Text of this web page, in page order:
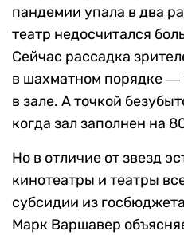
пандемии упала в два
театр недосчитался
Сейчас рассадка
в шахматном порядке ―
в зале. А точкой
когда зал заполнен на
Но в отличие от звезд
кинотеатры и театры
субсидии из
Марк Варшавер